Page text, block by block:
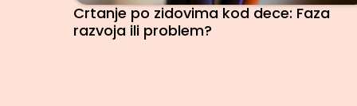
Crtanje po zidovima kod dece: Faza
razvoja ili problem?